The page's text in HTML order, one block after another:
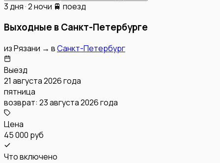
3 дня · 2 ночи 🚆 поезд
Выходные в Санкт-Петербурге
изРязани → вСанкт-Петербург
Выезд
21 августа 2026 года
пятница
возврат: 23 августа 2026 года
Цена
45 000 руб
Что включено